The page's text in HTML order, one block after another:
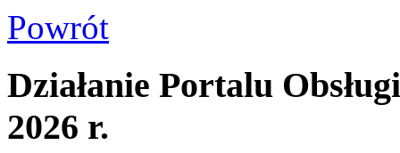
Powrót
Działanie Portalu
2026 r.